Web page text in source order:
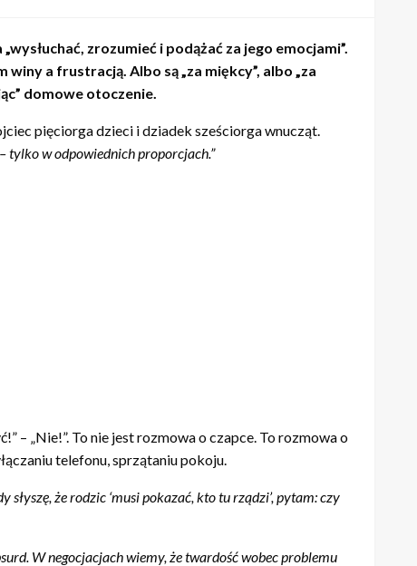
zrozumieć i podążać za jego emocjami”.
a frustracją. Albo są „za miękcy”, albo „za
domowe otoczenie.
pięciorga dzieci i dziadek sześciorga wnucząt.
tylko w odpowiednich proporcjach.”
– „Nie!”. To nie jest rozmowa o czapce. To rozmowa o
telefonu, sprzątaniu pokoju.
słyszę, że rodzic ‘musi pokazać, kto tu rządzi’, pytam: czy
W negocjacjach wiemy, że twardość wobec problemu